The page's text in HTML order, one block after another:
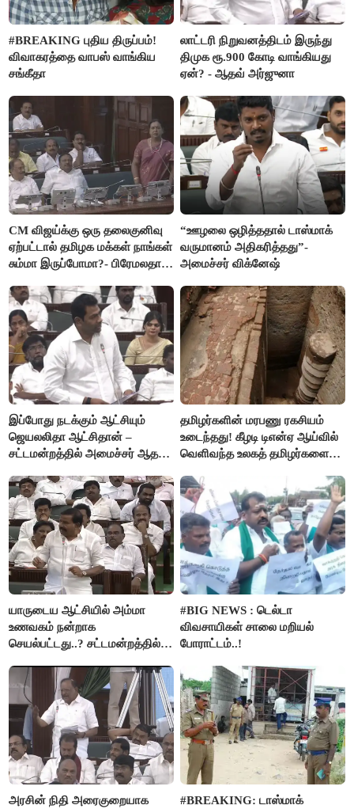
#BREAKING புதிய திருப்பம்!
விவாகரத்தை வாபஸ் வாங்கிய
சங்கீதா
லாட்டரி நிறுவனத்திடம் இருந்து
திமுக ரூ.900 கோடி வாங்கியது
ஏன்? - ஆதவ் அர்ஜுனா
CM விஜய்க்கு ஒரு தலைகுனிவு
ஏற்பட்டால் தமிழக மக்கள் நாங்கள்
சும்மா இருப்போமா?- பிரேமலதா
“ஊழலை ஒழித்ததால் டாஸ்மாக்
வருமானம் அதிகரித்தது”-
அமைச்சர் விக்னேஷ்
இப்போது நடக்கும் ஆட்சியும்
ஜெயலலிதா ஆட்சிதான் –
சட்டமன்றத்தில் அமைச்சர் ஆதவ்
தமிழர்களின் மரபணு ரகசியம்
உடைந்தது! கீழடி டிஎன்ஏ ஆய்வில்
வெளிவந்த உலகத் தமிழர்களை
யாருடைய ஆட்சியில் அம்மா
உணவகம் நன்றாக
செயல்பட்டது..? சட்டமன்றத்தில்
#BIG NEWS : டெல்டா
விவசாயிகள் சாலை மறியல்
போராட்டம்..!
அரசின் நிதி அரைகுறையாக
#BREAKING: டாஸ்மாக்